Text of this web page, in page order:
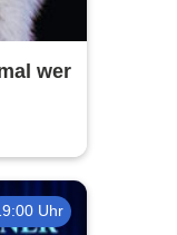
wer
Uhr